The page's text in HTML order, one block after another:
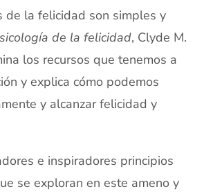
de la felicidad son simples y
de la felicidad, Clyde M.
los recursos que tenemos a
y explica cómo podemos
y alcanzar felicidad y
e inspiradores principios
se exploran en este ameno y